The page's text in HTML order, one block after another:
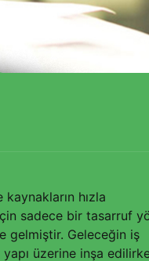
hızla
sadece bir tasarruf
gelmiştir. Geleceğin iş
üzerine inşa